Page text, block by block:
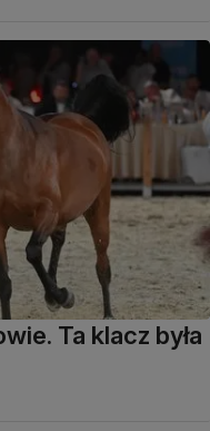
Ta klacz była